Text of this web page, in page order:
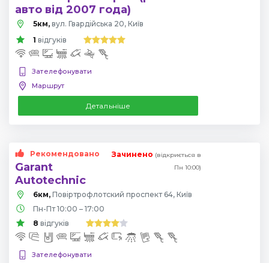
авто від 2007 года)
5км, вул. Гвардійська 20, Київ
1 відгуків
Зателефонувати
Маршрут
Детальніше
Рекомендовано
Garant
Autotechnic
Зачинено (відкриється в
Пн 10:00)
6км,
Повіртрофлотский проспект 64, Київ
Пн-Пт 10:00 – 17:00
8 відгуків
Зателефонувати